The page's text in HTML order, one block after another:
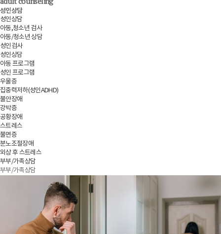
성인상담
성인상담
아동,청소년 검사
아동/청소년 상담
성인검사
성인상담
아동 프로그램
성인 프로그램
우울증
집중력저하(성인ADHD)
불안장애
강박증
공황장애
스트레스
불면증
분노조절장애
외상 후 스트레스
부부/가족상담
부부/가족상담